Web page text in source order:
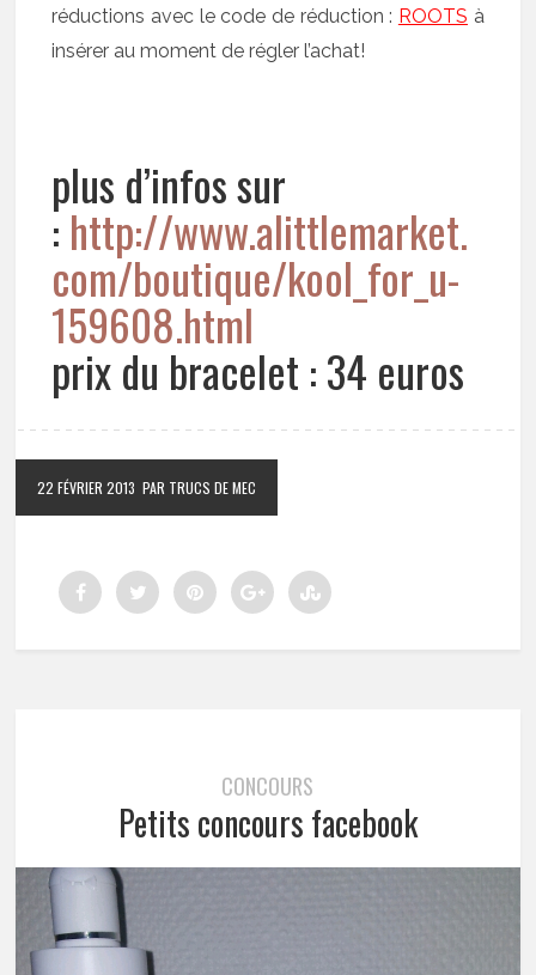
réductions avec le code de réduction : ROOTS à
insérer au moment de régler l’achat!
plus d’infos sur
: http://www.alittlemarket.
com/boutique/kool_for_u-
159608.html
prix du bracelet : 34 euros
22 FÉVRIER 2013 PAR TRUCS DE MEC
CONCOURS
Petits concours facebook